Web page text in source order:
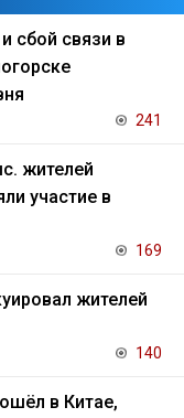
сбой связи в
241
жителей
участие в
169
жителей
140
в Китае,